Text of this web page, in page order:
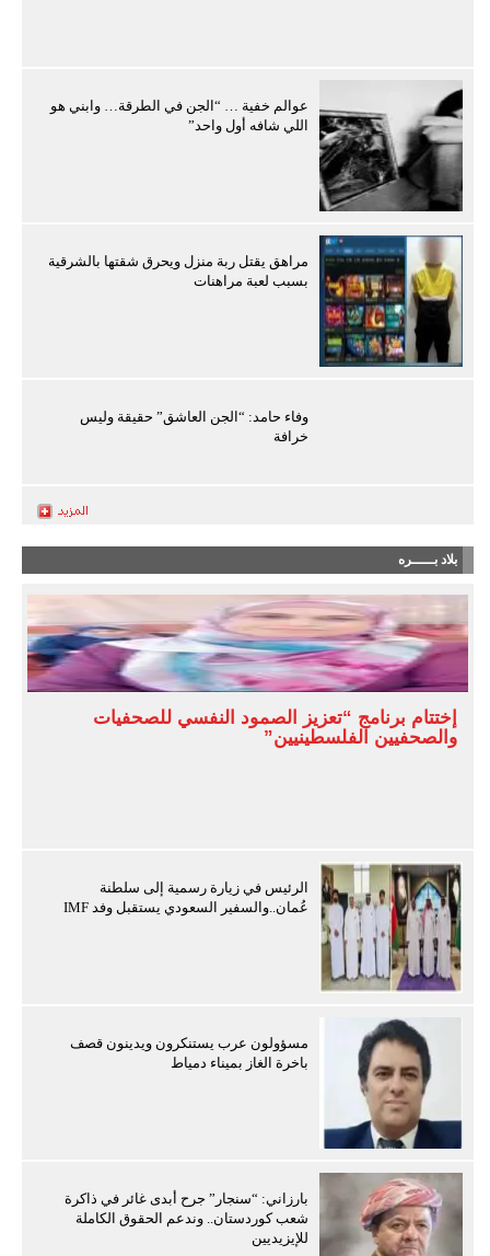
عوالم خفية … “الجن في الطرقة… وابني هو
اللي شافه أول واحد”
مراهق يقتل ربة منزل ويحرق شقتها بالشرقية
بسبب لعبة مراهنات
وفاء حامد: “الجن العاشق” حقيقة وليس
خرافة
بلاد بـــــره
إختتام برنامج “تعزيز الصمود النفسي للصحفيات
والصحفيين الفلسطينيين”
الرئيس في زيارة رسمية إلى سلطنة
عُمان..والسفير السعودي يستقبل وفد IMF
مسؤولون عرب يستنكرون ويدينون قصف
باخرة الغاز بميناء دمياط
بارزاني: “سنجار” جرح أبدى غائر في ذاكرة
شعب كوردستان.. وندعم الحقوق الكاملة
للإيزيديين